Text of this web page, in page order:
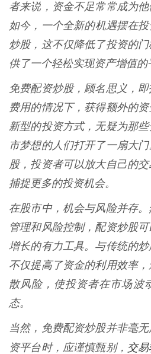
者来说，资金不足常常成为他
如今，一个全新的机遇摆在
炒股，这不仅降低了投资的
供了一个轻松实现资产增值的
免费配资炒股，顾名思义，
费用的情况下，获得额外的
新型的投资方式，无疑为那
市梦想的人们打开了一扇大
股，投资者可以放大自己的
捕捉更多的投资机会。
在股市中，机会与风险并存
管理和风险控制，配资炒股
增长的有力工具。与传统的
不仅提高了资金的利用效率
散风险，使投资者在市场波
态。
当然，免费配资炒股并非毫
资平台时，应谨慎甄别， 交